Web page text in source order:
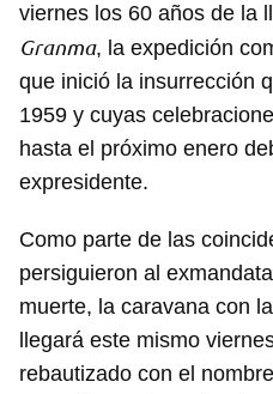
viernes los 60 años de la
Granma, la expedición
que inició la insurrección
1959 y cuyas
hasta el próximo enero
expresidente.
Como parte de las
persiguieron al
muerte, la caravana con
llegará este mismo
rebautizado con el